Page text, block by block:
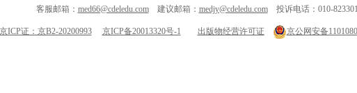
客服邮箱： med66@cdeledu.com建议邮箱： medjy@cdeledu.com投诉电话：010-
京ICP证：京B2-20200993 京ICP备20013320号-1 出版物经营许可证 京公网安备